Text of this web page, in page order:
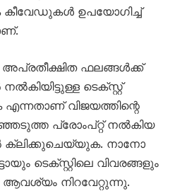
ഉപയോഗിച്ച്
അപ്രതീക്ഷിത ഫലങ്ങൾക്ക്
ടെക്സ്റ്റ്
വിജയത്തിന്റെ
പ്രോംപ്റ്റ് നൽകിയ
ക്ലിക്കുചെയ്യുക. നാനോ
ടെക്സ്റ്റിലെ വിവരങ്ങളും
ആവശ്യം നിറവേറ്റുന്നു.